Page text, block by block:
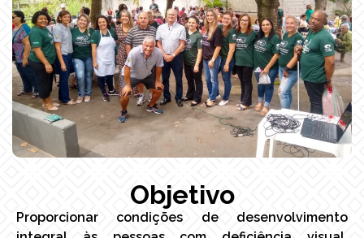
Objetivo
Proporcionar condições de desenvolvimento